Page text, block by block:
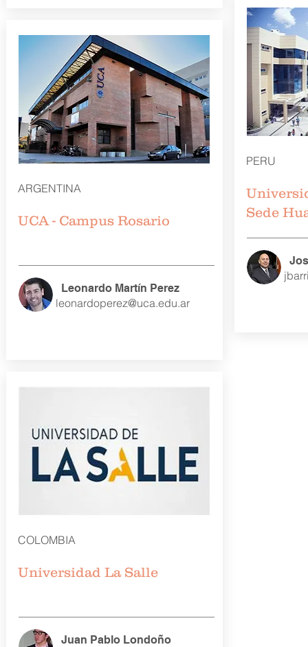
ARGENTINA
UCA - Campus Rosario
leonardoperez@uca.edu.ar
Leonardo Martín Perez
PERU
Sede
COLOMBIA
Universidad La Salle
Juan Pablo Londoño